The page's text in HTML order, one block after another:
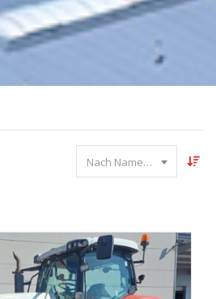
Nach Name sortieren